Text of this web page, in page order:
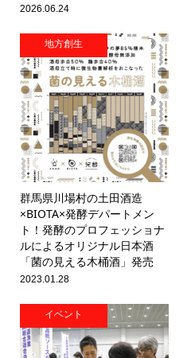
2026.06.24
地方創生
群馬県川場村の土田酒造
×BIOTA×発酵デパートメン
ト！発酵のプロフェッショナ
ルによるオリジナル日本酒
「菌の見える木桶酒」発売
2023.01.28
イベント